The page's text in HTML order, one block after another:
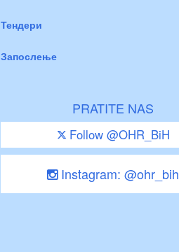
Тендери
Запослење
PRATITE NAS
Follow @OHR_BiH
Instagram: @ohr_bih